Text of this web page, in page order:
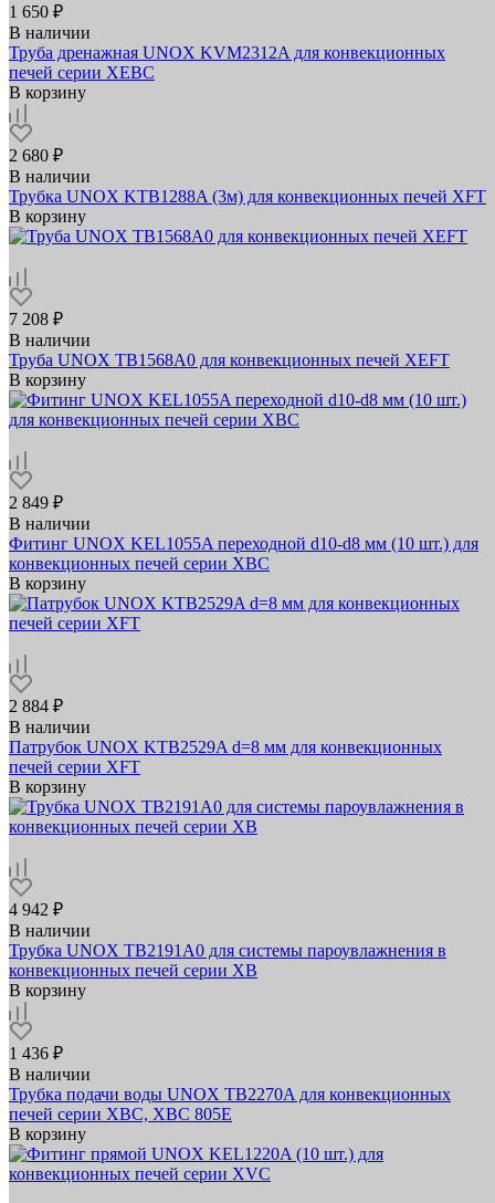
1 650 ₽
В наличии
Труба дренажная UNOX KVM2312A для конвекционных
печей серии XEBC
В корзину
2 680 ₽
В наличии
Трубка UNOX KTB1288A (3м) для конвекционных печей XFT
В корзину
7 208 ₽
В наличии
Труба UNOX TB1568A0 для конвекционных печей XEFT
В корзину
2 849 ₽
В наличии
Фитинг UNOX KEL1055A переходной d10-d8 мм (10 шт.) для
конвекционных печей серии XBC
В корзину
2 884 ₽
В наличии
Патрубок UNOX KTB2529A d=8 мм для конвекционных
печей серии XFT
В корзину
4 942 ₽
В наличии
Трубка UNOX TB2191A0 для системы пароувлажнения в
конвекционных печей серии XB
В корзину
1 436 ₽
В наличии
Трубка подачи воды UNOX TB2270A для конвекционных
печей серии XBC, XBC 805E
В корзину